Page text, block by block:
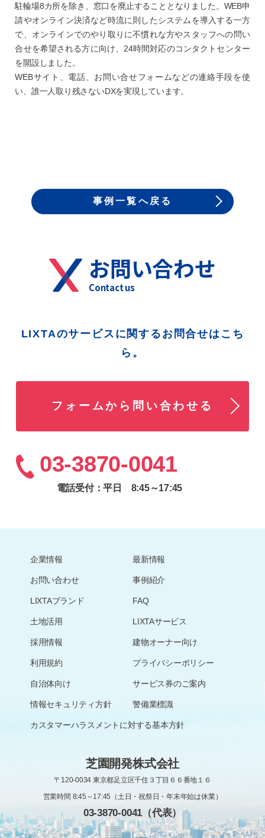
駐輪場8カ所を除き、窓口を廃止することとなりました。WEB申
請やオンライン決済など時流に則したシステムを導入する一方
で、オンラインでのやり取りに不慣れな方やスタッフへの問い
合せを希望される方に向け、24時間対応のコンタクトセンター
を開設しました。
WEBサイト、電話、お問い合せフォームなどの連絡手段を使
い、誰一人取り残さないDXを実現しています。
事例一覧へ戻る
お問い合わせ
LIXTAのサービスに関するお問合せはこち
ら。
フォームから問い合わせる
03-3870-0041
電話受付：平日 8:45～17:45
企業情報 最新情報
お問い合わせ 事例紹介
LIXTAブランド FAQ
土地活用 LIXTAサービス
採用情報 建物オーナー向け
利用規約 プライバシーポリシー
自治体向け サービス券のご案内
情報セキュリティ方針 警備業標識
カスタマーハラスメントに対する基本方針
芝園開発株式会社
〒120-0034 東京都足立区千住３丁目６６番地１６
営業時間 8:45～17:45（土日・祝祭日・年末年始は休業）
03-3870-0041（代表）